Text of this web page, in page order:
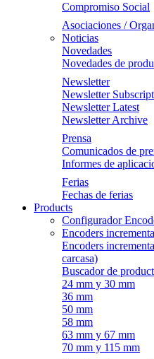
Compromiso Social
Asociaciones /
Noticias
Novedades
Novedades de
Newsletter
Newsletter
Newsletter Latest
Newsletter Archive
Prensa
Comunicados de
Informes de
Ferias
Fechas de ferias
Products
Configurador
Encoders
Encoders
carcasa)
Buscador de
24 mm y 30 mm
36 mm
50 mm
58 mm
63 mm y 67 mm
70 mm y 115 mm